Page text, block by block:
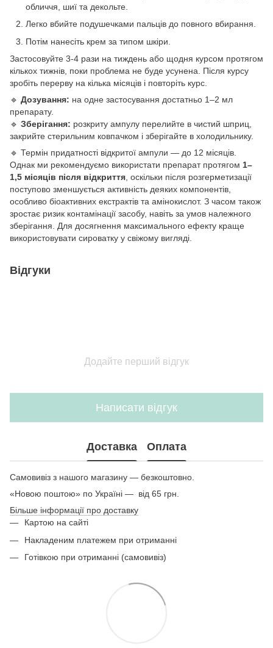
обличчя, шиї та декольте.
Легко вбийте подушечками пальців до повного вбирання.
Потім нанесіть крем за типом шкіри.
Застосовуйте 3-4 рази на тиждень або щодня курсом протягом
кількох тижнів, поки проблема не буде усунена. Після курсу
зробіть перерву на кілька місяців і повторіть курс.
🔹 Дозування: на одне застосування достатньо 1–2 мл
препарату.
🔹 Зберігання: розкриту ампулу перелийте в чистий шприц,
закрийте стерильним ковпачком і зберігайте в холодильнику.
🔹 Термін придатності відкритої ампули — до 12 місяців.
Однак ми рекомендуємо використати препарат протягом 1–
1,5 місяців після відкриття , оскільки після розгерметизації
поступово зменшується активність деяких компонентів,
особливо біоактивних екстрактів та амінокислот. З часом також
зростає ризик контамінації засобу, навіть за умов належного
зберігання. Для досягнення максимального ефекту краще
використовувати сироватку у свіжому вигляді.
Відгуки
Додайте перший відгук
Написати відгук
Доставка Оплата
Самовивіз з нашого магазину — безкоштовно.
«Новою поштою» по Україні — від 65 грн.
Більше інформації про доставку
Картою на сайті
Накладеним платежем при отриманні
Готівкою при отриманні (самовивіз)